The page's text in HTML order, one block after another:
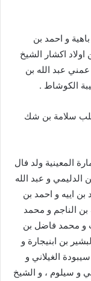
و احمد بن
اكشار الشيخ
عمني عبد الله بن
الكوشاط .
سلامة بن شك
المعينية ولد فال
و عبد الله
اييه و احمد بن
الناجم و محمد
و محمد فاضل بن
بن ابنيجارة و
الغيلاني و
و سيلوم ، و الشيخ